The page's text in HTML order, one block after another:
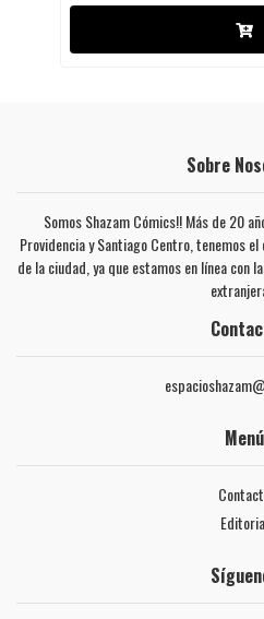
Sobre
Somos Shazam Cómics!! Más de 20
Providencia y Santiago Centro, tenemos
de la ciudad, ya que estamos en línea con
Menú